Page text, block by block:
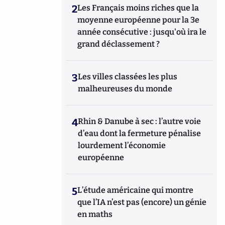
2Les Français moins riches que la
moyenne européenne pour la 3e
année consécutive : jusqu'où ira le
grand déclassement ?
3Les villes classées les plus
malheureuses du monde
4Rhin & Danube à sec : l’autre voie
d’eau dont la fermeture pénalise
lourdement l’économie
européenne
5L’étude américaine qui montre
que l’IA n’est pas (encore) un génie
en maths